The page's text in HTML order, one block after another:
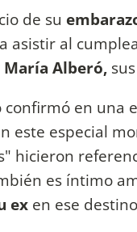
de su
asistir al
Alberó,
confirmó en una
este especial
hicieron
es íntimo
ex en ese